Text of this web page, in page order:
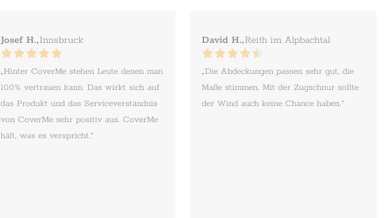
Josef H.,Innsbruck
„Hinter CoverMe stehen Leute denen man
100% vertrauen kann. Das wirkt sich auf
das Produkt und das Serviceverständnis
von CoverMe sehr positiv aus. CoverMe
hält, was es verspricht.“
David H.,Reith im Alpbachtal
„Die Abdeckungen passen sehr gut, die
Maße stimmen. Mit der Zugschnur sollte
der Wind auch keine Chance haben.“